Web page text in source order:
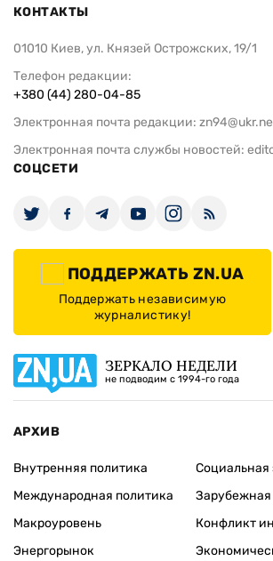
КОНТАКТЫ
01010 Киев, ул. Князей Острожских, 19/1
Телефон редакции:
+380 (44) 280-04-85
Электронная почта редакции:
Электронная почта службы новостей:
СОЦСЕТИ
ПОДДЕРЖАТЬ ZN.UA
Поддержать независимую
журналистику!
ЗЕРКАЛО НЕДЕЛИ
не подводим с 1994-го года
АРХИВ
Внутренняя политика
Международная политика
Макроуровень
Энергорынок
Социальная
Конфликт